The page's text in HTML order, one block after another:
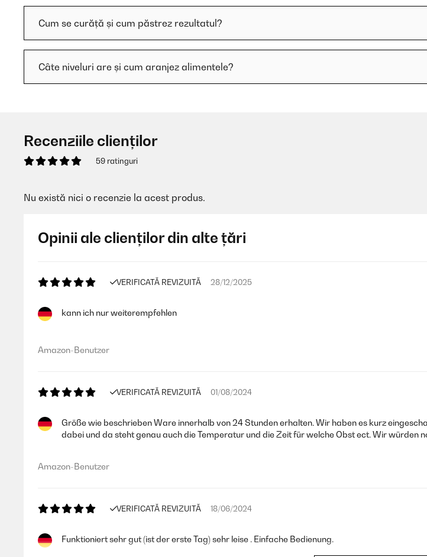
Cum se curăță și cum păstrez rezultatul?
Câte niveluri are și cum aranjez alimentele?
Recenziile clienților
59 ratinguri
Nu există nici o recenzie la acest produs.
Opinii ale clienților din alte țări
VERIFICATĂ REVIZUITĂ 28/12/2025
kann ich nur weiterempfehlen
Amazon-Benutzer
VERIFICATĂ REVIZUITĂ 01/08/2024
Größe wie beschrieben Ware innerhalb von 24 Stunden erhalten. Wir haben es kurz
dabei und da steht genau auch die Temperatur und die Zeit für welche Obst ect. Wir würden
Amazon-Benutzer
VERIFICATĂ REVIZUITĂ 18/06/2024
Funktioniert sehr gut (ist der erste Tag) sehr leise . Einfache Bedienung.